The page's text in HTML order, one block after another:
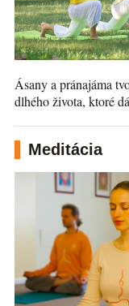
Ásany a pránajáma
dlhého života, ktoré
Meditácia